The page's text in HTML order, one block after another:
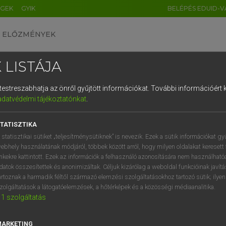
GYIK BELÉPÉS EDUID-
ELŐZMÉNYEK
egyetemes nagyszótár
VAN ELŐFIZETÉSED?
megtekintéséhez.
LISTÁJA
az önről gyűjtött információkat. További információért
tájékoztatónkat.
statisztikai sütiket „teljesítménysütiknek” is nevezik. Ezek a sütik információkat
használatának módjáról, többek között arról, hogy milyen oldalakat keresett
kattintott. Ezek az információk a felhasználó azonosítására nem
összesítettek és anonimizáltak. Céljuk kizárólag a weboldal funkcióinak
a harmadik féltől származó elemzési szolgáltatásokhoz tartozó sütik;
a látogatóelemzések, a hőtérképek és a közösségi médiaanalitika.
1 szolgáltatás
DE CN FR ES IT NL
1 2 3 4 5 6 7 8 9
q w e r t z u i
a s d f g h j k l é
í y x c v b n m , .